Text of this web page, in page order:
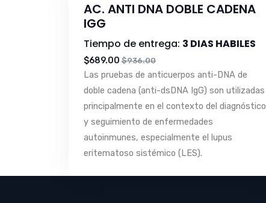
AC. ANTI DNA DOBLE CADENA
IGG
Tiempo de entrega: 3 DIAS HABILES
$689.00 $936.00
Las pruebas de anticuerpos anti-DNA de
doble cadena (anti-dsDNA IgG) son utilizadas
principalmente en el contexto del diagnóstico
y seguimiento de enfermedades
autoinmunes, especialmente el lupus
eritematoso sistémico (LES).